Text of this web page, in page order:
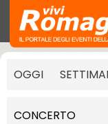
OGGI
CONCERTO